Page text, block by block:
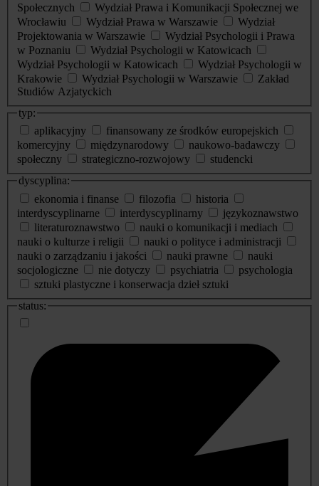
Społecznych
Wydział Prawa i Komunikacji Społecznej we
Wrocławiu
Wydział Prawa w Warszawie
Wydział
Projektowania w Warszawie
Wydział Psychologii i Prawa
w Poznaniu
Wydział Psychologii w Katowicach
Wydział Psychologii w Katowicach
Wydział Psychologii w
Krakowie
Wydział Psychologii w Warszawie
Zakład
Studiów Azjatyckich
typ:
aplikacyjny
finansowany ze środków europejskich
komercyjny
międzynarodowy
naukowo-badawczy
społeczny
strategiczno-rozwojowy
studencki
dyscyplina:
ekonomia i finanse
filozofia
historia
interdyscyplinarne
interdyscyplinarny
językoznawstwo
literaturoznawstwo
nauki o komunikacji i mediach
nauki o kulturze i religii
nauki o polityce i administracji
nauki o zarządzaniu i jakości
nauki prawne
nauki
socjologiczne
nie dotyczy psychiatria
psychologia
sztuki plastyczne i konserwacja dzieł sztuki
status: